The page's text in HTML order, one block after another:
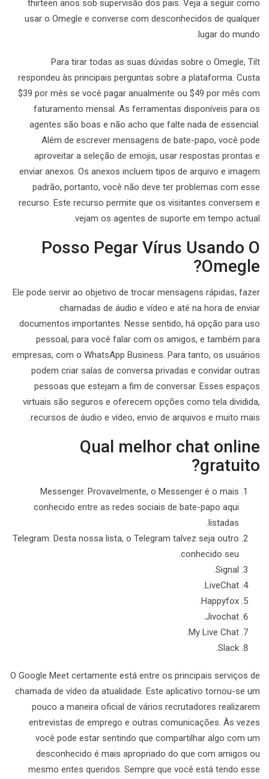
thirteen anos sob supervisão dos pais. Veja a seguir como
usar o Omegle e converse com desconhecidos de qualquer
lugar do mundo.
Para tirar todas as suas dúvidas sobre o Omegle, Tilt
respondeu às principais perguntas sobre a plataforma. Custa
$39 por mês se você pagar anualmente ou $49 por mês com
faturamento mensal. As ferramentas disponíveis para os
agentes são boas e não acho que falte nada de essencial.
Além de escrever mensagens de bate-papo, você pode
aproveitar a seleção de emojis, usar respostas prontas e
enviar anexos. Os anexos incluem tipos de arquivo e imagem
padrão, portanto, você não deve ter problemas com esse
recurso. Este recurso permite que os visitantes conversem e
vejam os agentes de suporte em tempo actual.
Posso Pegar Vírus Usando O
Omegle?
Ele pode servir ao objetivo de trocar mensagens rápidas, fazer
chamadas de áudio e vídeo e até na hora de enviar
documentos importantes. Nesse sentido, há opção para uso
pessoal, para você falar com os amigos, e também para
empresas, com o WhatsApp Business. Para tanto, os usuários
podem criar salas de conversa privadas e convidar outras
pessoas que estejam a fim de conversar. Esses espaços
virtuais são seguros e oferecem opções como tela dividida,
recursos de áudio e vídeo, envio de arquivos e muito mais.
Qual melhor chat online
gratuito?
Messenger. Provavelmente, o Messenger é o mais
conhecido entre as redes sociais de bate-papo aqui
listadas.
Telegram. Desta nossa lista, o Telegram talvez seja outro
conhecido seu.
Signal.
LiveChat.
Happyfox.
Jivochat.
My Live Chat.
Slack.
O Google Meet certamente está entre os principais serviços de
chamada de vídeo da atualidade. Este aplicativo tornou-se um
pouco a maneira oficial de vários recrutadores realizarem
entrevistas de emprego e outras comunicações. Às vezes
você pode estar sentindo que compartilhar algo com um
desconhecido é mais apropriado do que com amigos ou
mesmo entes queridos. Sempre que você está tendo esse